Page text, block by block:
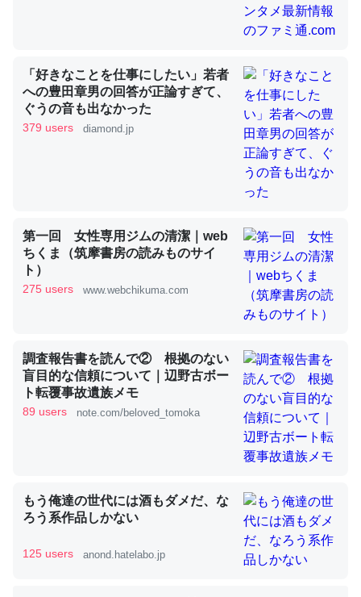
論文では「淡水はカルシウムも酸素も不足してて両方に不
利だから両方が拮抗してるのでは」とあって面白い。海に
いる鋏角類（カブトガニ・ウミグモ）はカルシウムを使わ
ずキチンを強化してる筈だが、酵素が違うのか？
─ニュース :: 【研究発表】昆虫学の大問題＝「昆虫はなぜ海にいな
これを元に考えるとカルシウムを大量に使う脊椎動物と貝
類は苦労してるんだな…。腹足類だと殻を無くしてナメク
─ニュース :: 【研究発表】昆虫学の大問題＝「昆虫はなぜ海にいな
いのか」に関する新仮説
ウチもEchoを実家に置いて４年。でたまに覗いてる。ぼ
位置情報を共有してる。電池残量や充電中かが分かるので
これ見て生きてるなって分かる。
─たまにLINEするくらいだった遠方の父67歳と僕。ITツール導入で
コミュニケーションが劇的に変化した｜tayorini by LIFULL介護
「好きなことを仕事にしたい」若者
への豊田章男の回答が正論すぎて、
ぐうの音も出なかった
379 users diamond.jp
第一回 女性専用ジムの清潔｜web
ちくま（筑摩書房の読みものサイ
ト）
275 users www.webchikuma.com
調査報告書を読んで② 根拠のない
盲目的な信頼について｜辺野古ボー
ト転覆事故遺族メモ
89 users note.com/beloved_tomoka
もう俺達の世代には酒もダメだ、な
ろう系作品しかない
125 users anond.hatelabo.jp